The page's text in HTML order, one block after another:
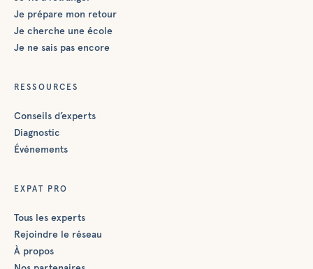
Je prépare mon retour
Je cherche une école
Je ne sais pas encore
RESSOURCES
Conseils d’experts
Diagnostic
Événements
EXPAT PRO
Tous les experts
Rejoindre le réseau
À propos